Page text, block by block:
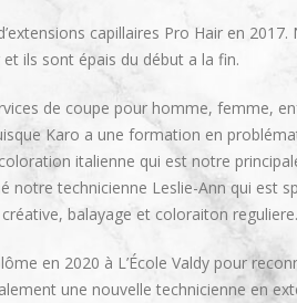
capillaires Pro Hair en
ils sont épais du début a la fin.
de coupe pour homme, femme,
Karo a une formation en
italienne qui est notre
notre technicienne Leslie-Ann qui est
balayage et coloraiton reguliere.
en 2020 à L’École Valdy pour
une nouvelle technicienne en